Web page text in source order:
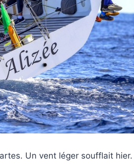
Un vent léger soufflait hier.